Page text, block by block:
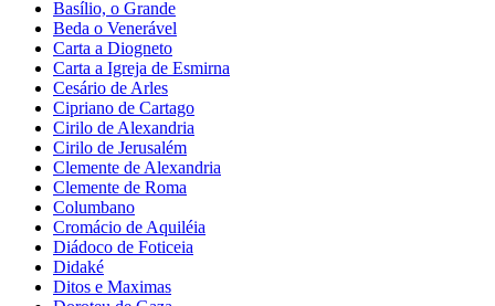
Basílio, o Grande
Beda o Venerável
Carta a Diogneto
Carta a Igreja de Esmirna
Cesário de Arles
Cipriano de Cartago
Cirilo de Alexandria
Cirilo de Jerusalém
Clemente de Alexandria
Clemente de Roma
Columbano
Cromácio de Aquiléia
Diádoco de Foticeia
Didaké
Ditos e Maximas